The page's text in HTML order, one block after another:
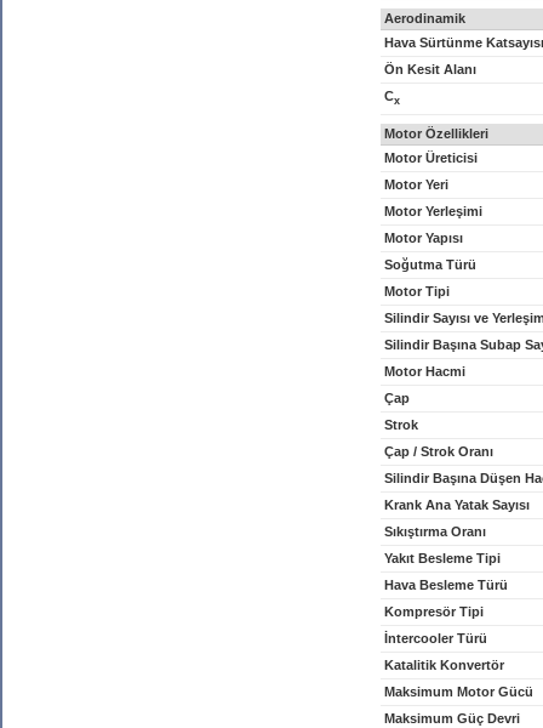
Aerodinamik
Hava Sürtünme Katsayısı
Ön Kesit Alanı
Cx
Motor Özellikleri
Motor Üreticisi
Motor Yeri
Motor Yerleşimi
Motor Yapısı
Soğutma Türü
Motor Tipi
Silindir Sayısı ve
Silindir Başına Subap
Motor Hacmi
Çap
Strok
Çap / Strok Oranı
Silindir Başına Düşen
Krank Ana Yatak Sayısı
Sıkıştırma Oranı
Yakıt Besleme Tipi
Hava Besleme Türü
Kompresör Tipi
İntercooler Türü
Katalitik Konvertör
Maksimum Motor Gücü
Maksimum Güç Devri